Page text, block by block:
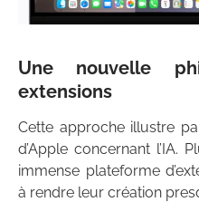
Une nouvelle
extensions
Cette approche illustre
d’Apple concernant l’IA.
immense plateforme
à rendre leur création